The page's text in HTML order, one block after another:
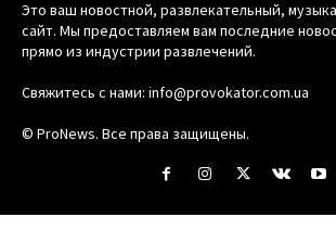
Это ваш новостной, развлекательный,
сайт. Мы предоставляем вам последние
прямо из индустрии развлечений.
Свяжитесь с нами: info@provokator.com.ua
© ProNews. Все права защищены.